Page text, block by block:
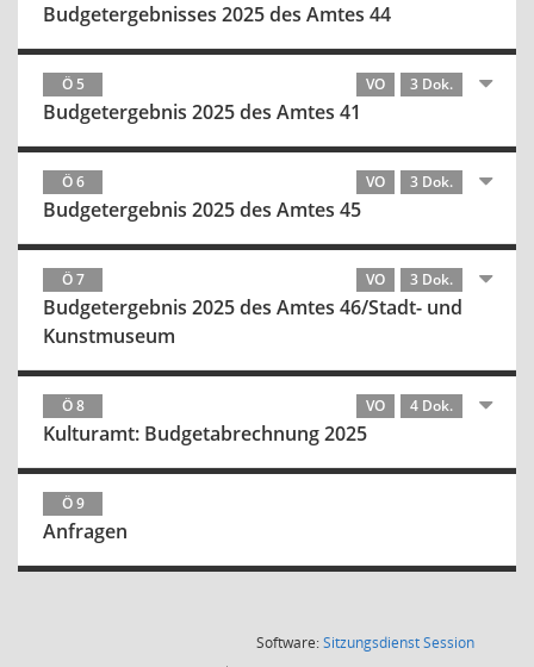
Budgetergebnisses 2025 des Amtes 44
Ö 5 VO 3 Dok.
Budgetergebnis 2025 des Amtes 41
Ö 6 VO 3 Dok.
Budgetergebnis 2025 des Amtes 45
Ö 7 VO 3 Dok.
Budgetergebnis 2025 des Amtes 46/Stadt- und
Kunstmuseum
Ö 8 VO 4 Dok.
Kulturamt: Budgetabrechnung 2025
Ö 9
Anfragen
Software:SitzungsdienstSession(Wird in